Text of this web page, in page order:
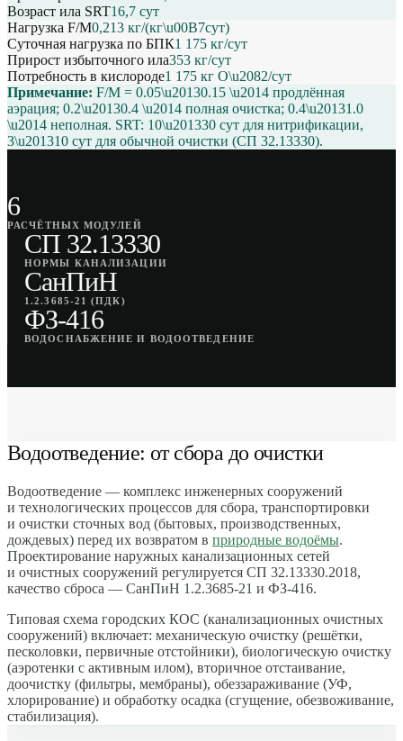
Возраст ила SRT16,7 сут
Нагрузка F/M0,213 кг/(кг\u00B7сут)
Суточная нагрузка по БПК1 175 кг/сут
Прирост избыточного ила353 кг/сут
Потребность в кислороде1 175 кг O\u2082/сут
Примечание: F/M = 0.05\u20130.15 \u2014 продлённая
аэрация; 0.2\u20130.4 \u2014 полная очистка; 0.4\u20131.0
\u2014 неполная. SRT: 10\u201330 сут для нитрификации,
3\u201310 сут для обычной очистки (СП 32.13330).
6
РАСЧЁТНЫХ МОДУЛЕЙ
СП 32.13330
НОРМЫ КАНАЛИЗАЦИИ
СанПиН
1.2.3685-21 (ПДК)
ФЗ-416
ВОДОСНАБЖЕНИЕ И ВОДООТВЕДЕНИЕ
Водоотведение: от сбора до очистки
Водоотведение — комплекс инженерных сооружений
и технологических процессов для сбора, транспортировки
и очистки сточных вод (бытовых, производственных,
дождевых) перед их возвратом в природные водоёмы.
Проектирование наружных канализационных сетей
и очистных сооружений регулируется СП 32.13330.2018,
качество сброса — СанПиН 1.2.3685-21 и ФЗ-416.
Типовая схема городских КОС (канализационных очистных
сооружений) включает: механическую очистку (решётки,
песколовки, первичные отстойники), биологическую очистку
(аэротенки с активным илом), вторичное отстаивание,
доочистку (фильтры, мембраны), обеззараживание (УФ,
хлорирование) и обработку осадка (сгущение, обезвоживание,
стабилизация).